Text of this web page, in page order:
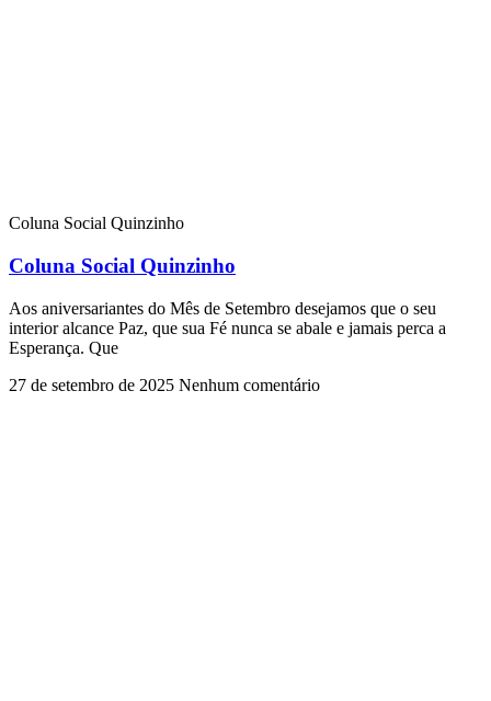
Coluna Social Quinzinho
Coluna Social Quinzinho
Aos aniversariantes do Mês de Setembro desejamos que o seu
interior alcance Paz, que sua Fé nunca se abale e jamais perca a
Esperança. Que
27 de setembro de 2025 Nenhum comentário